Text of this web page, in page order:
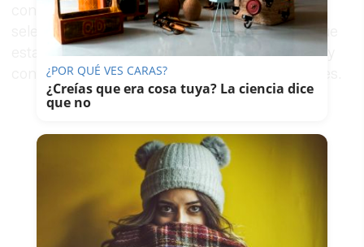
con la categoría profesional de peón, que serán
seleccionadas, de acuerdo con los requisitos que
establecen las bases que se han aprobado hoy, y
contratadas a tiempo parcial, durante tres meses.
¿POR QUÉ VES CARAS?
¿Creías que era cosa tuya? La ciencia dice
que no